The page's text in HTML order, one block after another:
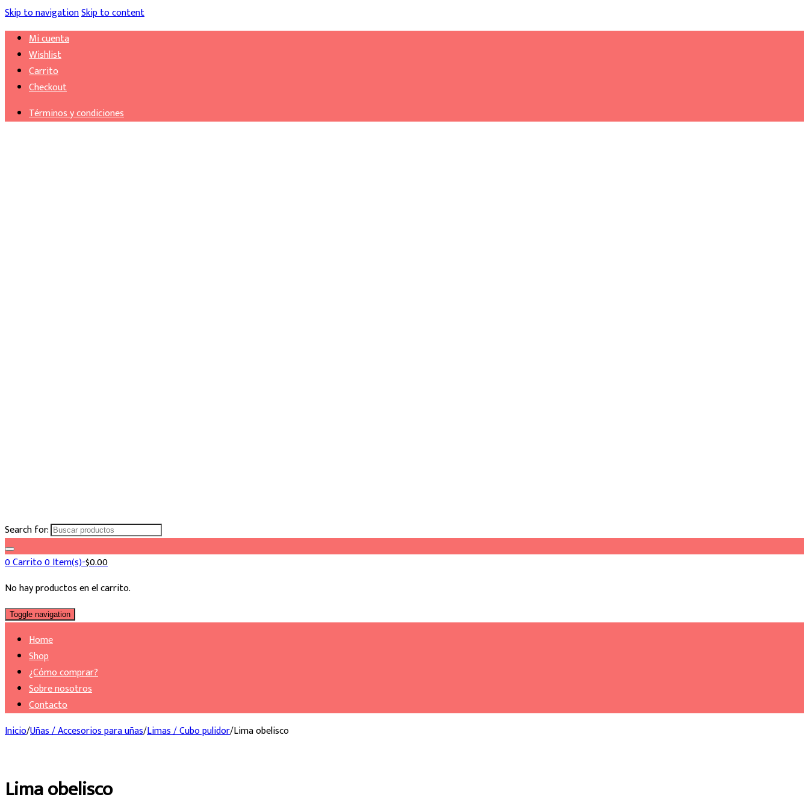
Skip to navigationSkip to content
Mi cuenta
Wishlist
Carrito
Checkout
Términos y condiciones
Search for:
0Carrito0 Item(s)-$0.00
No hay productos en el carrito.
Toggle navigation
Home
Shop
¿Cómo comprar?
Sobre nosotros
Contacto
Inicio/Uñas / Accesorios para uñas/Limas / Cubo pulidor/Lima obelisco
Lima obelisco